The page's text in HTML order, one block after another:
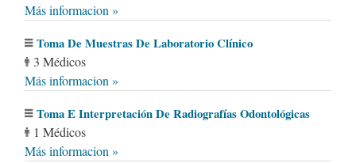
Más informacion »
Toma De Muestras De Laboratorio Clínico
3 Médicos
Más informacion »
Toma E Interpretación De Radiografías Odontológicas
1 Médicos
Más informacion »